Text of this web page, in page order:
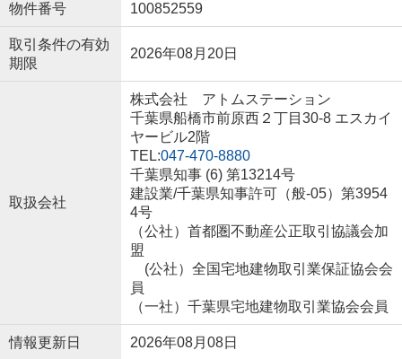
物件番号 100852559
取引条件の有効
期限
2026年08月20日
取扱会社
株式会社 アトムステーション
千葉県船橋市前原西２丁目30-8 エスカイ
ヤービル2階
TEL:047-470-8880
千葉県知事 (6) 第13214号
建設業/千葉県知事許可（般-05）第3954
4号
（公社）首都圏不動産公正取引協議会加
盟
(公社）全国宅地建物取引業保証協会会
員
（一社）千葉県宅地建物取引業協会会員
情報更新日 2026年08月08日